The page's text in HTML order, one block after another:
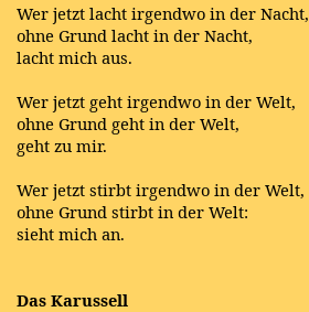
Wer jetzt lacht irgendwo in der Nacht,
ohne Grund lacht in der Nacht,
lacht mich aus.
Wer jetzt geht irgendwo in der Welt,
ohne Grund geht in der Welt,
geht zu mir.
Wer jetzt stirbt irgendwo in der Welt,
ohne Grund stirbt in der Welt:
sieht mich an.
Das Karussell